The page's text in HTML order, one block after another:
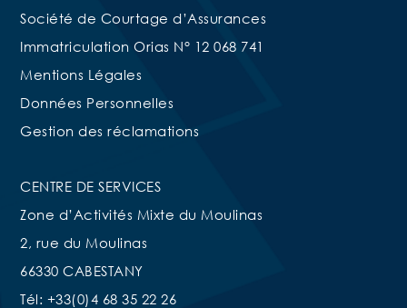
Société de Courtage d’Assurances
Immatriculation Orias N° 12 068 741
Mentions Légales
Données Personnelles
Gestion des réclamations
CENTRE DE SERVICES
Zone d’Activités Mixte du Moulinas
2, rue du Moulinas
66330 CABESTANY
Tél: +33(0)4 68 35 22 26